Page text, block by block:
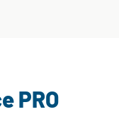
PRO